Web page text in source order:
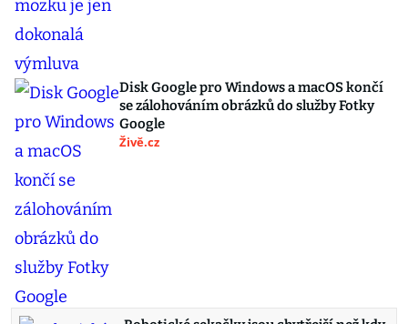
Disk Google pro Windows a macOS končí
se zálohováním obrázků do služby Fotky
Google
Živě.cz